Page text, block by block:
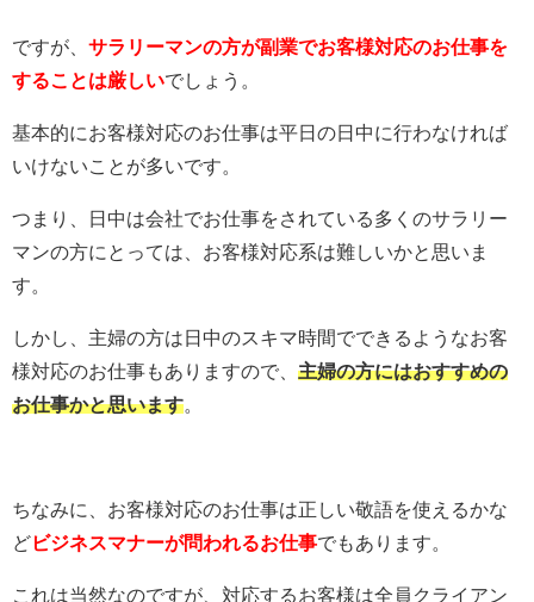
ですが、 サラリーマンの方が副業でお客様対応のお仕事を
することは厳しいでしょう。
基本的にお客様対応のお仕事は平日の日中に行わなければ
いけないことが多いです。
つまり、日中は会社でお仕事をされている多くのサラリー
マンの方にとっては、お客様対応系は難しいかと思いま
す。
しかし、主婦の方は日中のスキマ時間でできるようなお客
様対応のお仕事もありますので、 主婦の方にはおすすめの
お仕事かと思います
ちなみに、お客様対応のお仕事は正しい敬語を使えるかな
どビジネスマナーが問われるお仕事でもあります。
これは当然なのですが、対応するお客様は全員クライアン